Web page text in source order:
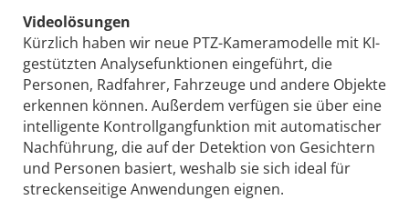
Videolösungen
Kürzlich haben wir neue PTZ-Kameramodelle mit KI-
gestützten Analysefunktionen eingeführt, die
Personen, Radfahrer, Fahrzeuge und andere Objekte
erkennen können. Außerdem verfügen sie über eine
intelligente Kontrollgangfunktion mit automatischer
Nachführung, die auf der Detektion von Gesichtern
und Personen basiert, weshalb sie sich ideal für
streckenseitige Anwendungen eignen.